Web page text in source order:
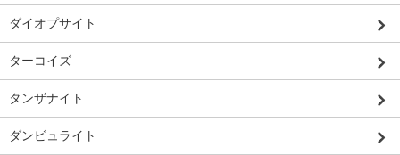
ダイオプサイト
ターコイズ
タンザナイト
ダンビュライト